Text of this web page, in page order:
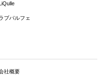
ブパルフェ
社概要